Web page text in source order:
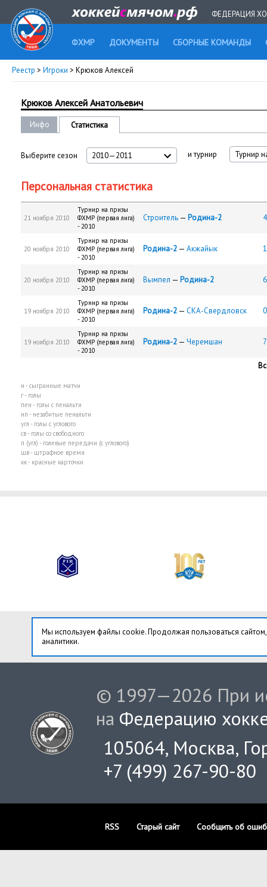
ФЕДЕРАЦИЯ
ФХМР ДОКУМЕНТЫ СБОРНЫЕ КОМАНДЫ
Реестр > Игроки > Крюков Алексей
Крюков Алексей Анатольевич
Инфо Статистика
Выберите сезон 2010—2011 и турнир Турнир
Персональная статистика
21 ноября 2010
Турнир на призы
ФХМР (первая лига)
- 2010
Строитель — Родина-2
20 ноября 2010
Турнир на призы
ФХМР (первая лига)
- 2010
Родина-2 — Акжайык
20 ноября 2010
Турнир на призы
ФХМР (первая лига)
- 2010
Вымпел — Родина-2
19 ноября 2010
Турнир на призы
ФХМР (первая лига)
- 2010
Родина-2 — СКА-Свердловск
19 ноября 2010
Турнир на призы
ФХМР (первая лига)
- 2010
Родина-2 — Черемшан
и - сыгранные матчи
г - голы
пен - голы с пенальти
нп - незабитые пенальти
угл - голы с углового
св - голы со свободного
п (угл) - голевые передачи (с углового)
шв - штрафное время
кк - красные карточки
Мы используем файлы cookie. Продолжая пользоваться
аналитики.
© 1997—2026 При
на Федерацию
105064, Москва,
+7 (499) 267-90-80
RSS Старый сайт Сообщить об